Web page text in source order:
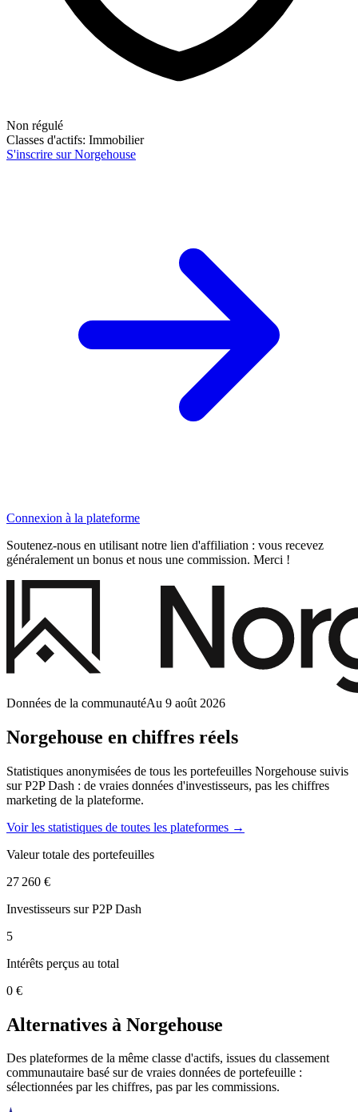
Non régulé
Classes d'actifs: Immobilier
S'inscrire sur Norgehouse
Connexion à la plateforme
Soutenez-nous en utilisant notre lien d'affiliation : vous recevez
généralement un bonus et nous une commission. Merci !
Données de la communautéAu 9 août 2026
Norgehouse en chiffres réels
Statistiques anonymisées de tous les portefeuilles Norgehouse suivis
sur P2P Dash : de vraies données d'investisseurs, pas les chiffres
marketing de la plateforme.
Voir les statistiques de toutes les plateformes →
Valeur totale des portefeuilles
27 260 €
Investisseurs sur P2P Dash
5
Intérêts perçus au total
0 €
Alternatives à Norgehouse
Des plateformes de la même classe d'actifs, issues du classement
communautaire basé sur de vraies données de portefeuille :
sélectionnées par les chiffres, pas par les commissions.